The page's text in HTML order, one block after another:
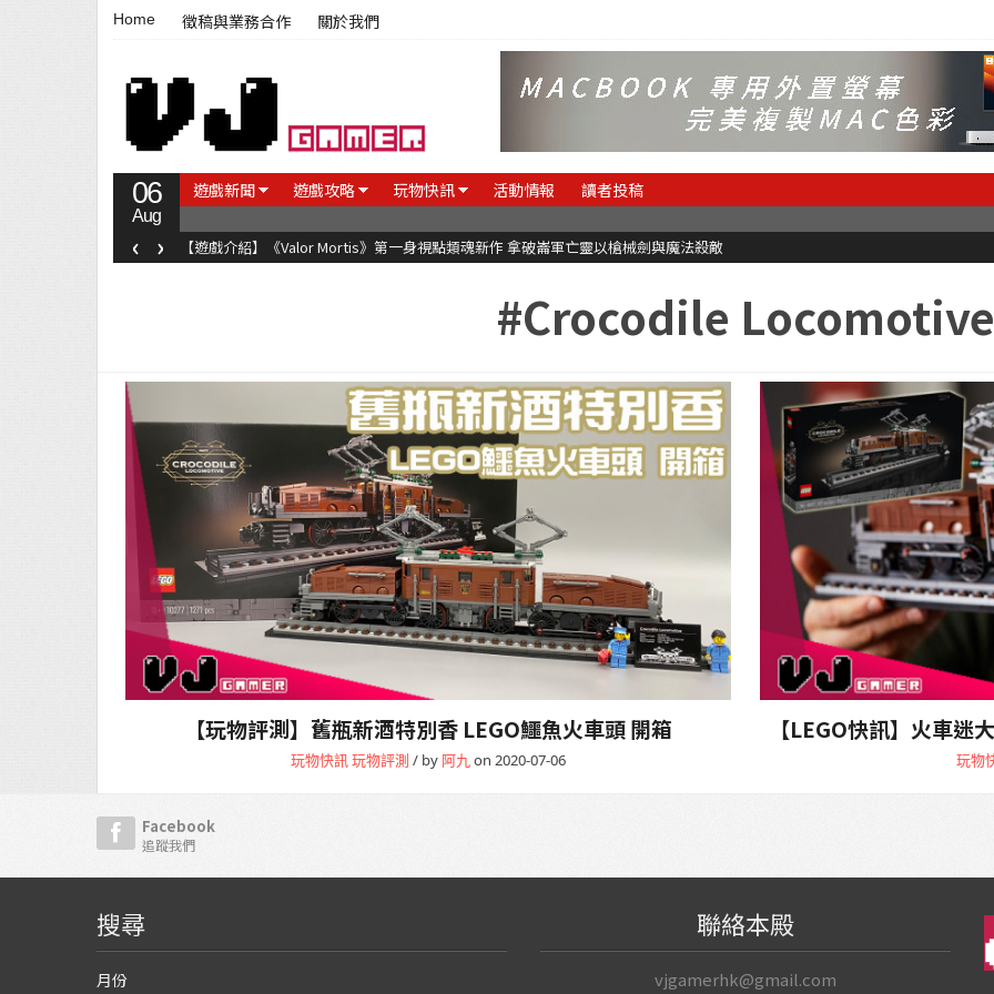
Home 徵稿與業務合作 關於我們
06
Aug
遊戲新聞 遊戲攻略 玩物快訊 活動情報 讀者投稿
【遊戲介紹】《Valor Mortis》第一身視點類魂新作 拿破崙軍亡靈以槍械劍與魔法殺敵
‹ ›
#Crocodile Locomotive
【玩物評測】舊瓶新酒特別香 LEGO鱷魚火車頭 開箱
玩物快訊玩物評測 / by 阿九on 2020-07-06
【LEGO快訊】火車迷
玩物
Facebook
追蹤我們
搜尋
月份
聯絡本殿
vjgamerhk@gmail.com